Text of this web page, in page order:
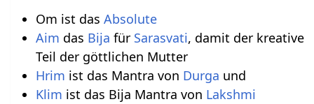
Om ist das Absolute
Aim das Bija für Sarasvati, damit der kreative
Teil der göttlichen Mutter
Hrim ist das Mantra von Durga und
Klim ist das Bija Mantra von Lakshmi